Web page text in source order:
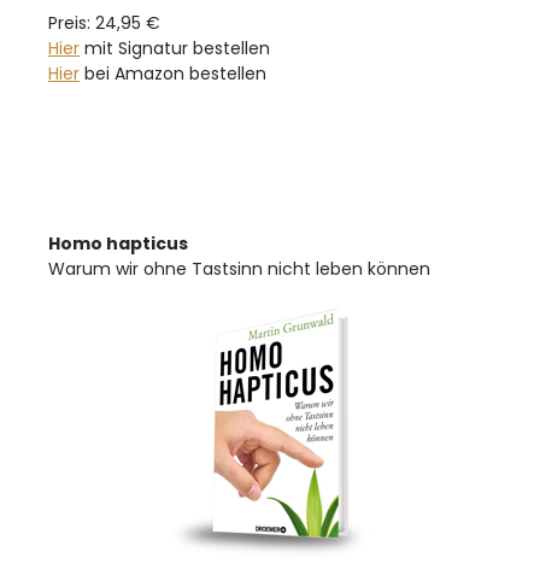
Preis: 24,95 €
Hier mit Signatur bestellen
Hier bei Amazon bestellen
Homo hapticus
Warum wir ohne Tastsinn nicht leben können